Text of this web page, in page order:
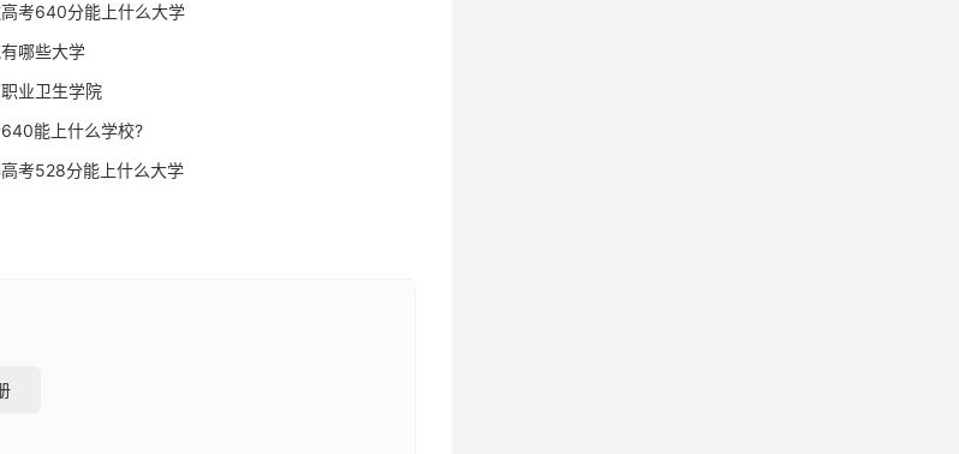
考640分能上什么大学
哪些大学
业卫生学院
能上什么学校?
考528分能上什么大学